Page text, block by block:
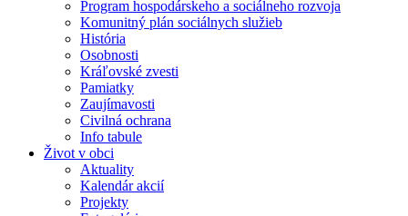
Program hospodárskeho a sociálneho rozvoja
Komunitný plán sociálnych služieb
História
Osobnosti
Kráľovské zvesti
Pamiatky
Zaujímavosti
Civilná ochrana
Info tabule
Život v obci
Aktuality
Kalendár akcií
Projekty